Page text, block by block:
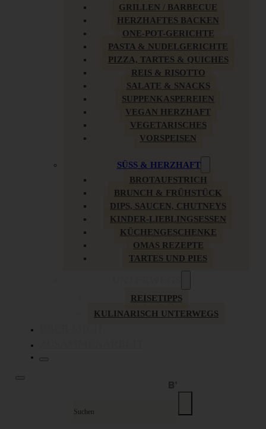
GRILLEN / BARBECUE
HERZHAFTES BACKEN
ONE-POT-GERICHTE
PASTA & NUDELGERICHTE
PIZZA, TARTES & QUICHES
REIS & RISOTTO
SALATE & SNACKS
SUPPENKASPEREIEN
VEGAN HERZHAFT
VEGETARISCHES
VORSPEISEN
SÜSS & HERZHAFT
BROTAUFSTRICH
BRUNCH & FRÜHSTÜCK
DIPS, SAUCEN, CHUTNEYS
KINDER-LIEBLINGSESSEN
KÜCHENGESCHENKE
OMAS REZEPTE
TARTES UND PIES
REISETIPPS
KULINARISCH UNTERWEGS